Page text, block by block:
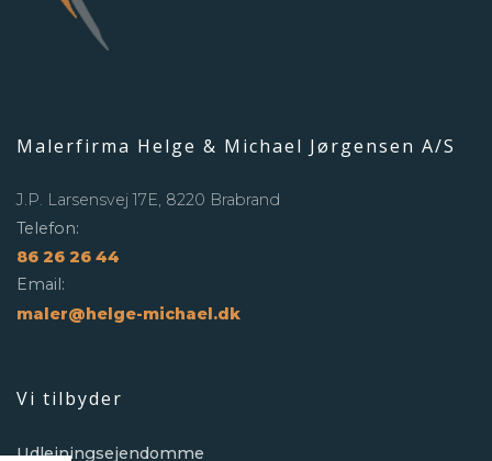
Malerfirma Helge & Michael Jørgensen A/S
J.P. Larsensvej 17E, 8220 Brabrand
Telefon:
86 26 26 44
Email:
maler@helge-michael.dk
Vi tilbyder
Udlejningsejendomme